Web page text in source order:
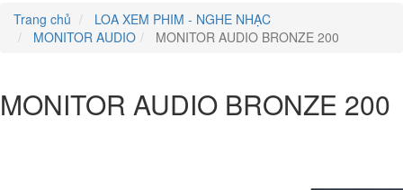
Trang chủ
LOA XEM PHIM - NGHE NHẠC
MONITOR AUDIO
MONITOR AUDIO BRONZE 200
MONITOR AUDIO BRONZE 200